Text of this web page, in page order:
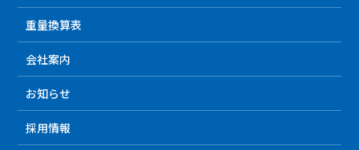
重量換算表
会社案内
お知らせ
採用情報